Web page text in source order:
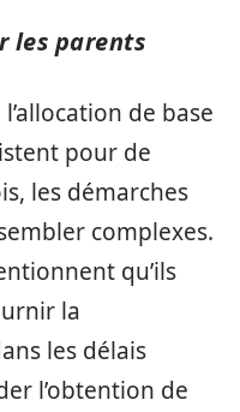
les parents
de base
pour de
les démarches
complexes.
qu’ils
la
les délais
l’obtention de